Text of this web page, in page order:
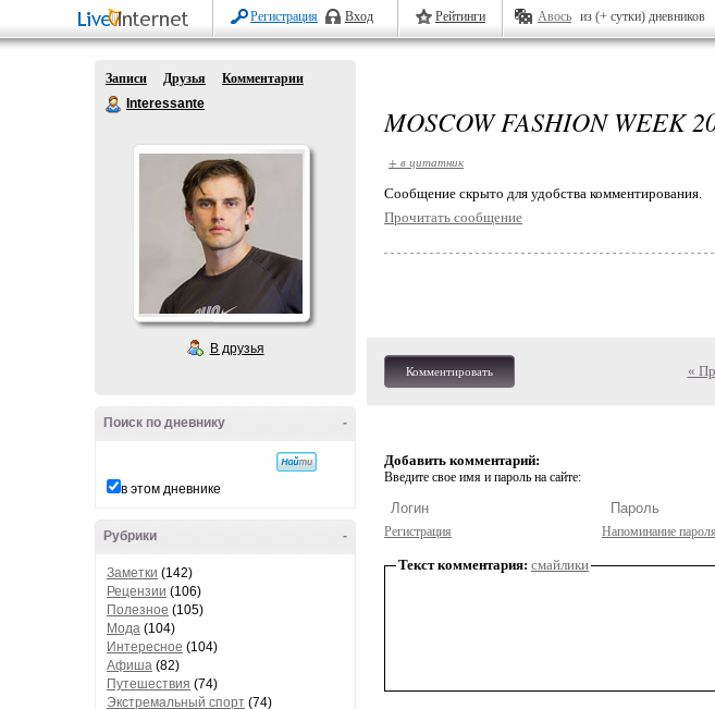
Регистрация Вход Рейтинги Авось из (+ сутки) дневников
Записи Друзья
Комментарии
Interessante
В друзья
-
Поиск по дневнику
в этом дневнике
-
Рубрики
Заметки (142)
Рецензии (106)
Полезное (105)
Мода (104)
Интересное (104)
Афиша (82)
Путешествия (74)
Экстремальный спорт (74)
MOSCOW FASHION WEEK
+ в цитатник
Cообщение скрыто для удобства комментирования.
Прочитать сообщение
Комментировать «
Добавить комментарий:
Введите свое имя и пароль на сайте:
Регистрация Напоминание пароля
Текст комментария: смайлики